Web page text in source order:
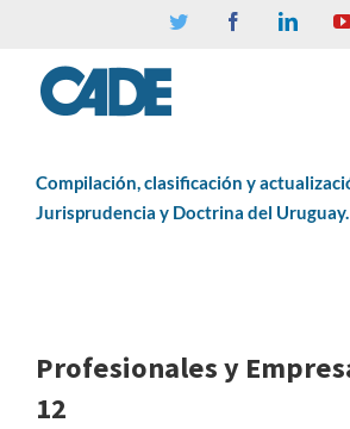
Twitter Facebook
Compilación, clasificación y
Jurisprudencia y Doctrina del Uruguay.
Profesionales y
12